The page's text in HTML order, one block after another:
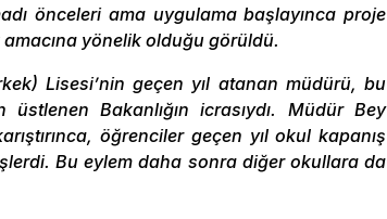
önceleri ama uygulama başlayınca proje
amacına yönelik olduğu görüldü.
Lisesi’nin geçen yıl atanan müdürü, bu
Bakanlığın icrasıydı. Müdür Bey
öğrenciler geçen yıl okul kapanış
Bu eylem daha sonra diğer okullara da